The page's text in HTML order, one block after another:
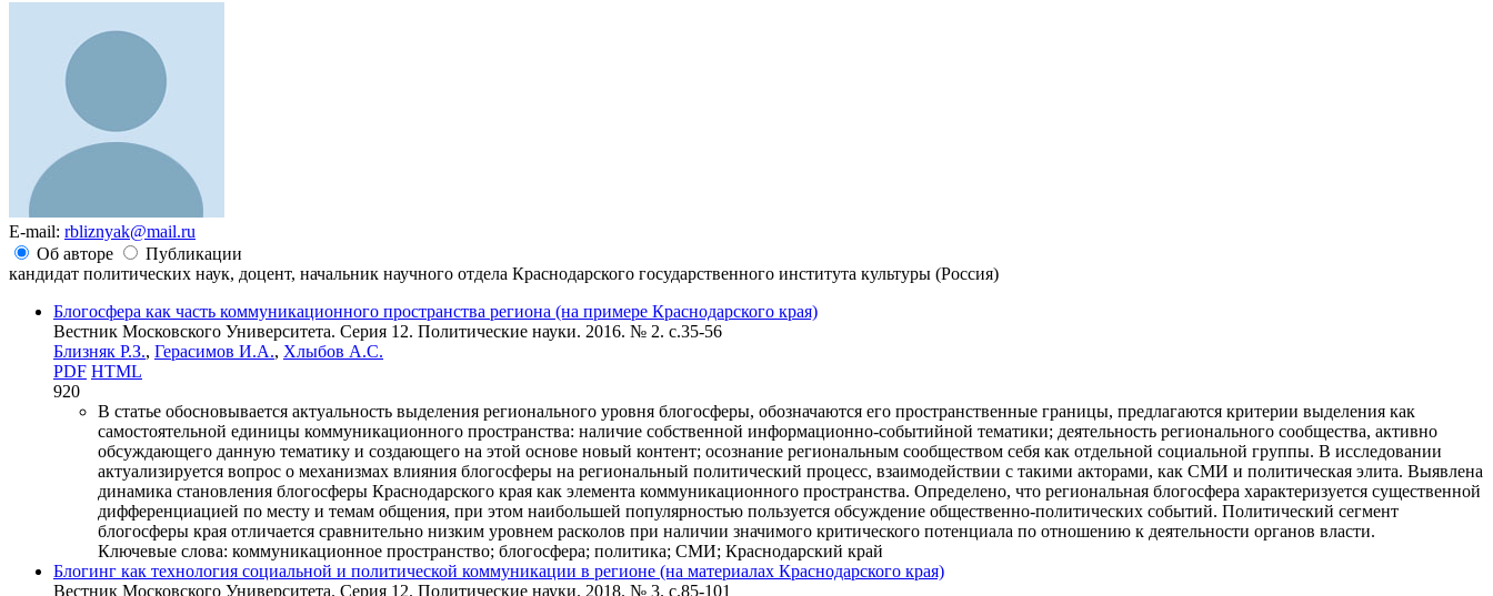
E-mail: rbliznyak@mail.ru
Об авторе
Публикации
кандидат политических наук, доцент, начальник научного отдела Краснодарского государственного института культуры (Россия)
Блогосфера как часть коммуникационного пространства региона (на примере Краснодарского края)
Вестник Московского Университета. Серия 12. Политические науки. 2016. № 2. c.35-56
Близняк Р.З., Герасимов И.А., Хлыбов А.С.
PDF HTML
920
В статье обосновывается актуальность выделения регионального уровня блогосферы, обозначаются его пространственные границы, предлагаются критерии выделения как
самостоятельной единицы коммуникационного пространства: наличие собственной информационно-событийной тематики; деятельность регионального сообщества, активно
обсуждающего данную тематику и создающего на этой основе новый контент; осознание региональным сообществом себя как отдельной социальной группы. В исследовании
актуализируется вопрос о механизмах влияния блогосферы на региональный политический процесс, взаимодействии с такими акторами, как СМИ и политическая элита. Выявлена
динамика становления блогосферы Краснодарского края как элемента коммуникационного пространства. Определено, что региональная блогосфера характеризуется существенной
дифференциацией по месту и темам общения, при этом наибольшей популярностью пользуется обсуждение общественно-политических событий. Политический сегмент
блогосферы края отличается сравнительно низким уровнем расколов при наличии значимого критического потенциала по отношению к деятельности органов власти.
Ключевые слова: коммуникационное пространство; блогосфера; политика; СМИ; Краснодарский край
Блогинг как технология социальной и политической коммуникации в регионе (на материалах Краснодарского края)
Вестник Московского Университета. Серия 12. Политические науки. 2018. № 3. c.85-101